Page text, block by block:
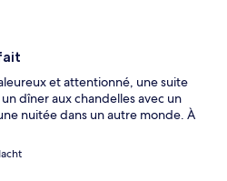
et attentionné, une suite
dîner aux chandelles avec un
nuitée dans un autre monde. À